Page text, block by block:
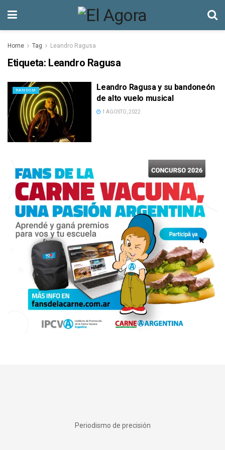
Home Tag Leandro Ragusa
Etiqueta: Leandro Ragusa
RANDOM
Leandro Ragusa y su bandoneón
de alto vuelo musical
1 AGOSTO, 2022
Periodismo de precisión